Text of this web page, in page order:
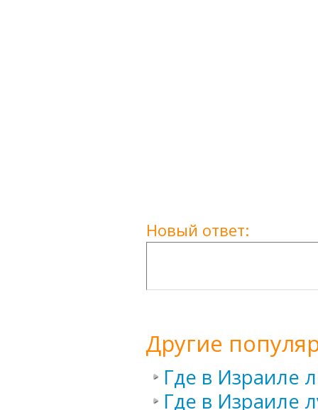
Новый ответ:
Другие
Где в Израиле
Где в Израиле